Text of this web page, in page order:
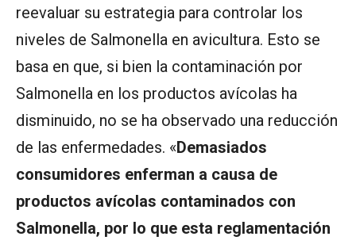
reevaluar su estrategia para controlar los
niveles de Salmonella en avicultura. Esto se
basa en que, si bien la contaminación por
Salmonella en los productos avícolas ha
disminuido, no se ha observado una reducción
de las enfermedades. «Demasiados
consumidores enferman a causa de
productos avícolas contaminados con
Salmonella, por lo que esta reglamentación